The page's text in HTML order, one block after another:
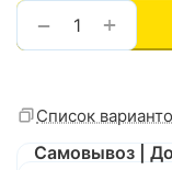
+
−
Список
Самовывоз |